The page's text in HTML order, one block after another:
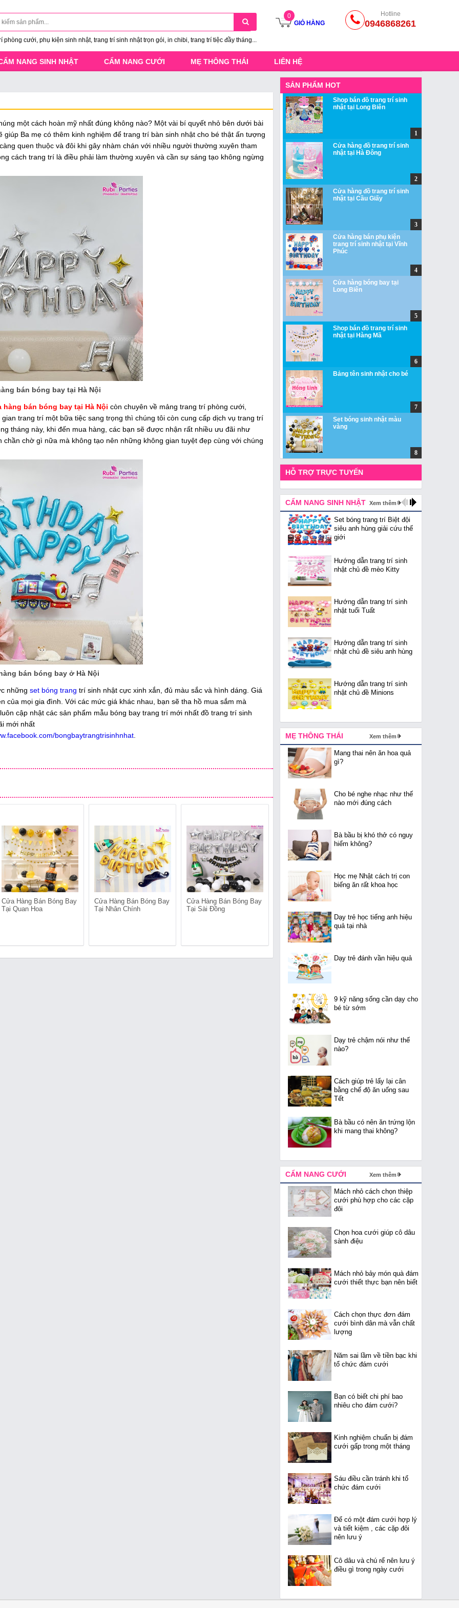
phòng cưới, phụ kiện sinh nhật, trang trí sinh nhật trọn gói, in chibi, trang trí tiệc đầy tháng...
0
GIỎ HÀNG
Hotline
0946868261
NANG SINH NHẬT CẨM NANG CƯỚI MẸ THÔNG THÁI LIÊN HỆ
một cách hoàn mỹ nhất đúng không nào? Một vài bí quyết nhỏ bên dưới bài
giúp Ba mẹ có thêm kinh nghiệm để trang trí bàn sinh nhật cho bé thật ấn tượng
quen thuộc và đôi khi gây nhàm chán với nhiều người thường xuyên tham
cách trang trí là điều phải làm thường xuyên và cần sự sáng tạo không ngừng
bán bóng bay tại Hà Nội
hàng bán bóng bay tại Hà Nội còn chuyên về mảng trang trí phòng cưới,
trang trí một bữa tiệc sang trọng thì chúng tôi còn cung cấp dịch vụ trang trí
tháng này, khi đến mua hàng, các bạn sẽ được nhận rất nhiều ưu đãi như
chờ gì nữa mà không tạo nên những không gian tuyệt đẹp cùng với chúng
bán bóng bay ở Hà Nội
những set bóng trang trí sinh nhật cực xinh xắn, đủ màu sắc và hình dáng. Giá
của mọi gia đình. Với các mức giá khác nhau, bạn sẽ tha hồ mua sắm mà
cập nhật các sản phẩm mẫu bóng bay trang trí mới nhất đồ trang trí sinh
mới nhất
bongbaytrangtrisinhnhat
Cửa Hàng Bán Bóng Bay
Tại Quan Hoa
Cửa Hàng Bán Bóng Bay
Tại Nhân Chính
Cửa Hàng Bán Bóng Bay
Tại Sài Đồng
Cửa Hàng Bán Bóng Bay
SẢN PHẨM HOT
Shop bán đồ trang trí sinh
nhật tại Long Biên
Cửa hàng đồ trang trí sinh
nhật tại Hà Đông
Cửa hàng đồ trang trí sinh
nhật tại Cầu Giấy
Cửa hàng bán phụ kiện
trang trí sinh nhật tại Vĩnh
Phúc
Cửa hàng bóng bay tại
Long Biên
Shop bán đồ trang trí sinh
nhật tại Hàng Mã
Bảng tên sinh nhật cho bé
Set bóng sinh nhật màu
vàng
HỖ TRỢ TRỰC TUYẾN
CẨM NANG SINH NHẬT Xem thêm
Set bóng trang trí Biệt đội
siêu anh hùng giải cứu thế
giới
Hướng dẫn trang trí sinh
nhật chủ đề mèo Kitty
Hướng dẫn trang trí sinh
nhật tuổi Tuất
Hướng dẫn trang trí sinh
nhật chủ đề siêu anh hùng
Hướng dẫn trang trí sinh
nhật chủ đề Minions
MẸ THÔNG THÁI Xem thêm
Mang thai nên ăn hoa quả
gì?
Cho bé nghe nhạc như thế
nào mới đúng cách
Bà bầu bị khó thở có nguy
hiểm không?
Học mẹ Nhật cách trị con
biếng ăn rất khoa học
Dạy trẻ học tiếng anh hiệu
quả tại nhà
Dạy trẻ đánh vần hiệu quả
9 kỹ năng sống cần dạy cho
bé từ sớm
Dạy trẻ chậm nói như thế
nào?
Cách giúp trẻ lấy lại cân
bằng chế độ ăn uống sau
Tết
Bà bầu có nên ăn trứng lộn
khi mang thai không?
CẨM NANG CƯỚI Xem thêm
Mách nhỏ cách chọn thiệp
cưới phù hợp cho các cặp
đôi
Chọn hoa cưới giúp cô dâu
sành điệu
Mách nhỏ bảy món quà đám
cưới thiết thực bạn nên biết
Cách chọn thực đơn đám
cưới bình dân mà vẫn chất
lượng
Năm sai lầm về tiền bạc khi
tổ chức đám cưới
Bạn có biết chi phí bao
nhiêu cho đám cưới?
Kinh nghiệm chuẩn bị đám
cưới gấp trong một tháng
Sáu điều cần tránh khi tổ
chức đám cưới
Để có một đám cưới hợp lý
và tiết kiệm , các cặp đôi
nên lưu ý
Cô dâu và chú rể nên lưu ý
điều gì trong ngày cưới